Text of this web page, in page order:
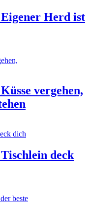
Herd ist
vergehen,
deck